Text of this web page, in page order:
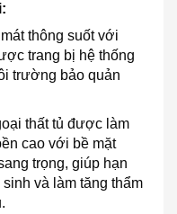
thông suốt với
trang bị hệ thống
trường bảo quản
thất tủ được làm
cao với bề mặt
trọng, giúp hạn
và làm tăng thẩm